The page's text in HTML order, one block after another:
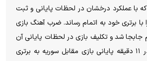
با عملکرد درخشان در لحظات پایانی و ثبت
برتری خود به اتمام رساند. ضرب آهنگ بازی
جابجا شد و تکلیف بازی در لحظات پایانی آن
مشخص شد. ایران در ۱۱ دقیقه پایانی بازی مقابل سوریه به برتری